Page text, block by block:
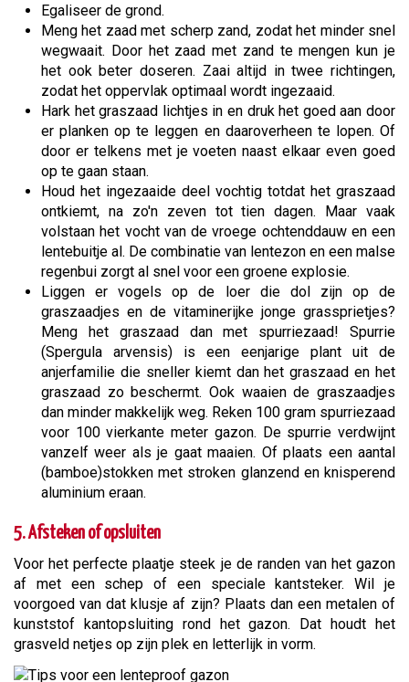
Egaliseer de grond.
Meng het zaad met scherp zand, zodat het minder snel
wegwaait. Door het zaad met zand te mengen kun je
het ook beter doseren. Zaai altijd in twee richtingen,
zodat het oppervlak optimaal wordt ingezaaid.
Hark het graszaad lichtjes in en druk het goed aan door
er planken op te leggen en daaroverheen te lopen. Of
door er telkens met je voeten naast elkaar even goed
op te gaan staan.
Houd het ingezaaide deel vochtig totdat het graszaad
ontkiemt, na zo'n zeven tot tien dagen. Maar vaak
volstaan het vocht van de vroege ochtenddauw en een
lentebuitje al. De combinatie van lentezon en een malse
regenbui zorgt al snel voor een groene explosie.
Liggen er vogels op de loer die dol zijn op de
graszaadjes en de vitaminerijke jonge grassprietjes?
Meng het graszaad dan met spurriezaad! Spurrie
(Spergula arvensis) is een eenjarige plant uit de
anjerfamilie die sneller kiemt dan het graszaad en het
graszaad zo beschermt. Ook waaien de graszaadjes
dan minder makkelijk weg. Reken 100 gram spurriezaad
voor 100 vierkante meter gazon. De spurrie verdwijnt
vanzelf weer als je gaat maaien. Of plaats een aantal
(bamboe)stokken met stroken glanzend en knisperend
aluminium eraan.
5. Afsteken of opsluiten
Voor het perfecte plaatje steek je de randen van het gazon
af met een schep of een speciale kantsteker. Wil je
voorgoed van dat klusje af zijn? Plaats dan een metalen of
kunststof kantopsluiting rond het gazon. Dat houdt het
grasveld netjes op zijn plek en letterlijk in vorm.